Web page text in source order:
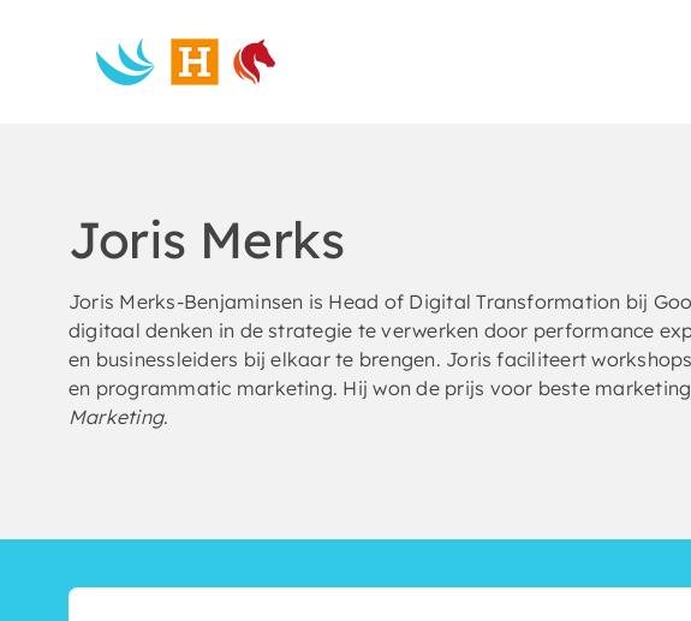
Joris Merks
Joris Merks-Benjaminsen is Head of Digital Transformation bij
digitaal denken in de strategie te verwerken door performance
en businessleiders bij elkaar te brengen. Joris faciliteert
en programmatic marketing. Hij won de prijs voor beste
Marketing.